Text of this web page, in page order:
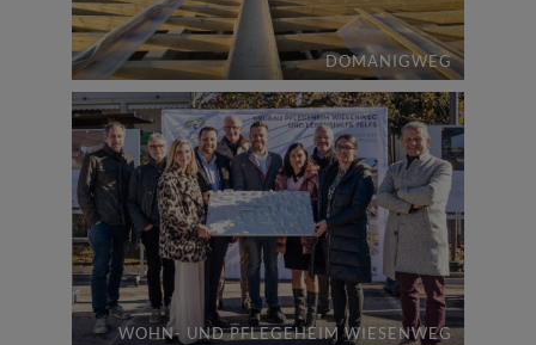
DOMANIGWEG
WOHN- UND PFLEGEHEIM WIESENWEG